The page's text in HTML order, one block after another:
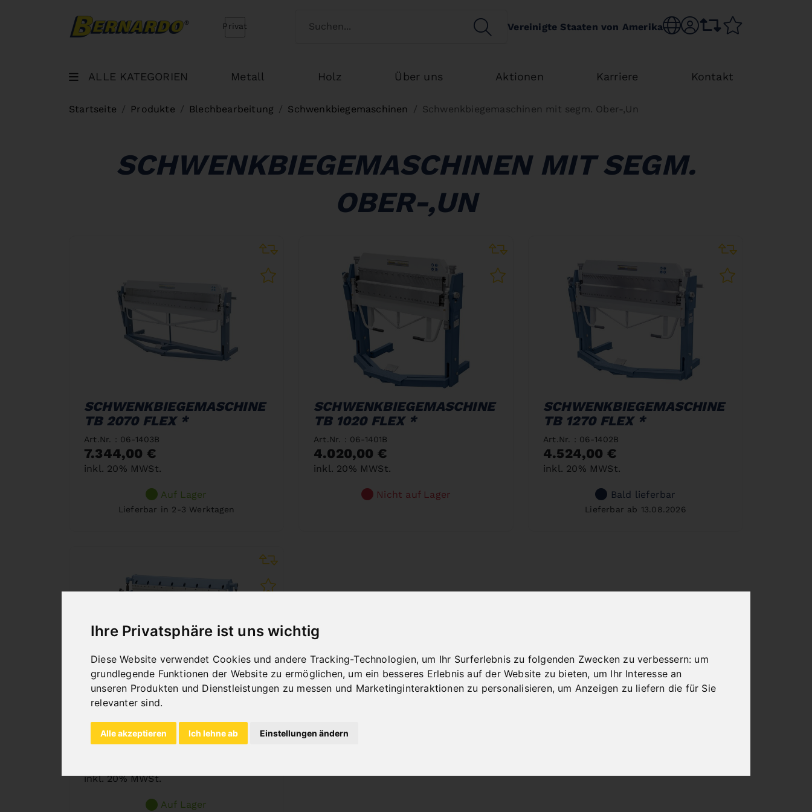
Ihre Privatsphäre ist uns wichtig
Diese Website verwendet Cookies und andere Tracking-Technologien, um Ihr Surferlebnis zu folgenden Zwecken zu verbessern: um
grundlegende Funktionen der Website zu ermöglichen, um ein besseres Erlebnis auf der Website zu bieten, um Ihr Interesse an
unseren Produkten und Dienstleistungen zu messen und Marketinginteraktionen zu personalisieren, um Anzeigen zu liefern die für Sie
relevanter sind.
Alle akzeptieren Ich lehne ab Einstellungen ändern
Bernardo Home Kundenart wechseln
Privat SEARCHVereinigte Staaten von Amerika Sprache wechseln
sr.accountVergleichsliste
ALLE KATEGORIEN Metall Holz Über uns Aktionen Karriere Kontakt
Startseite Produkte Blechbearbeitung Schwenkbiegemaschinen Schwenkbiegemaschinen mit segm. Ober-,Un
SCHWENKBIEGEMASCHINEN MIT SEGM.
OBER-,UN
SCHWENKBIEGEMASCHINE
TB 2070 FLEX *
Art.Nr. : 06-1403B
7.344,00 €
inkl. 20% MWSt.
Auf Lager
Lieferbar in 2-3 Werktagen
SCHWENKBIEGEMASCHINE
TB 1020 FLEX *
Art.Nr. : 06-1401B
4.020,00 €
inkl. 20% MWSt.
Nicht auf Lager
SCHWENKBIEGEMASCHINE
TB 1270 FLEX *
Art.Nr. : 06-1402B
4.524,00 €
inkl. 20% MWSt.
Bald lieferbar
Lieferbar ab 13.08.2026
B 1050 BOX
inkl. 20% MWSt.
Auf Lager